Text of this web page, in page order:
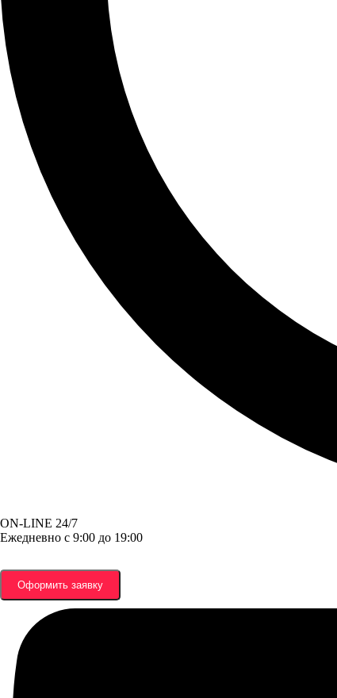
ON-LINE 24/7
Ежедневно с 9:00 до 19:00
Оформить заявку